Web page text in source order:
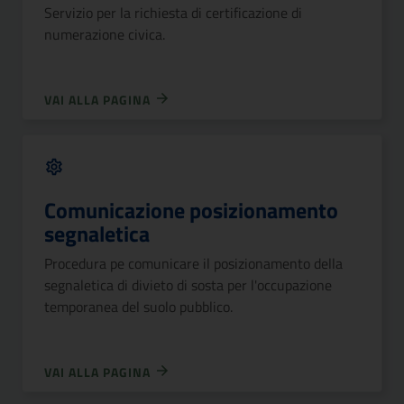
Servizio per la richiesta di certificazione di
numerazione civica.
VAI ALLA PAGINA
Comunicazione posizionamento
segnaletica
Procedura pe comunicare il posizionamento della
segnaletica di divieto di sosta per l'occupazione
temporanea del suolo pubblico.
VAI ALLA PAGINA